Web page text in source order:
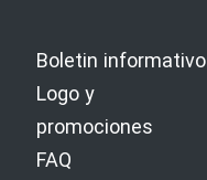
Boletin informativo
Logo y
promociones
FAQ